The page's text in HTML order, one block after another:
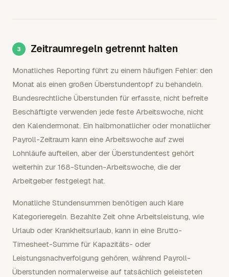
Zeitraumregeln getrennt halten
Monatliches Reporting führt zu einem häufigen Fehler: den
Monat als einen großen Überstundentopf zu behandeln.
Bundesrechtliche Überstunden für erfasste, nicht befreite
Beschäftigte verwenden jede feste Arbeitswoche, nicht
den Kalendermonat. Ein halbmonatlicher oder monatlicher
Payroll-Zeitraum kann eine Arbeitswoche auf zwei
Lohnläufe aufteilen, aber der Überstundentest gehört
weiterhin zur 168-Stunden-Arbeitswoche, die der
Arbeitgeber festgelegt hat.
Monatliche Stundensummen benötigen auch klare
Kategorieregeln. Bezahlte Zeit ohne Arbeitsleistung, wie
Urlaub oder Krankheitsurlaub, kann in eine Brutto-
Timesheet-Summe für Kapazitäts- oder
Leistungsnachverfolgung gehören, während Payroll-
Überstunden normalerweise auf tatsächlich geleisteten